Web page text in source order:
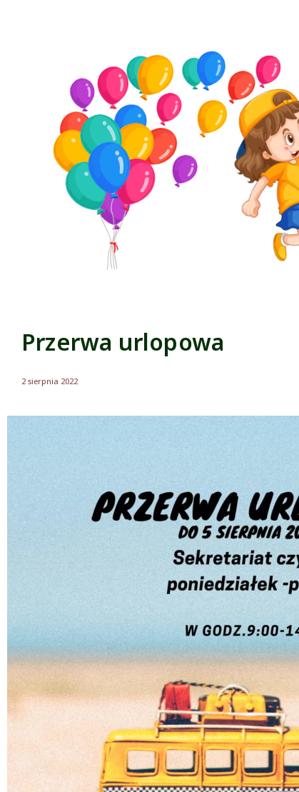
Przerwa urlopowa
2 sierpnia 2022